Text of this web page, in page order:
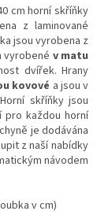
cm horní skříňky
z laminované
jsou vyrobena z
vyrobené v matu
dvířek. Hrany
kovové a jsou v
skříňky jsou
pro každou horní
je dodávána
z naší nabídky
návodem
v cm)